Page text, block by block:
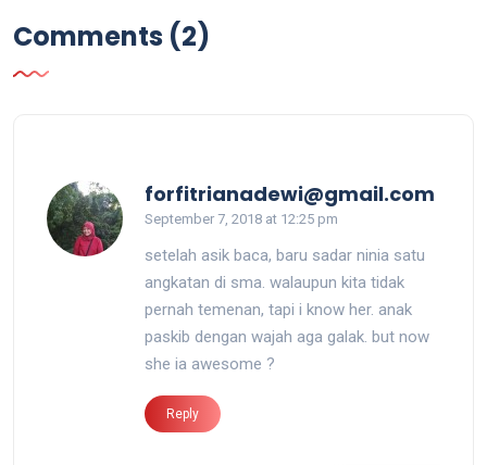
Comments (2)
forfitrianadewi@gmail.com
September 7, 2018 at 12:25 pm
setelah asik baca, baru sadar ninia satu
angkatan di sma. walaupun kita tidak
pernah temenan, tapi i know her. anak
paskib dengan wajah aga galak. but now
she ia awesome ?
Reply